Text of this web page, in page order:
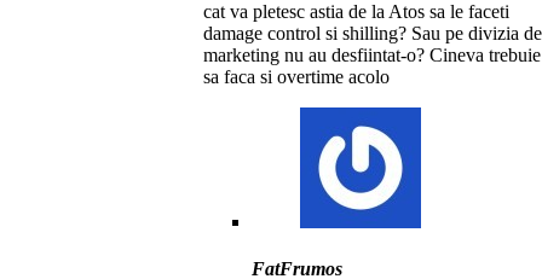
cat va pletesc astia de la Atos sa le faceti
damage control si shilling? Sau pe divizia de
marketing nu au desfiintat-o? Cineva trebuie
sa faca si overtime acolo
FatFrumos